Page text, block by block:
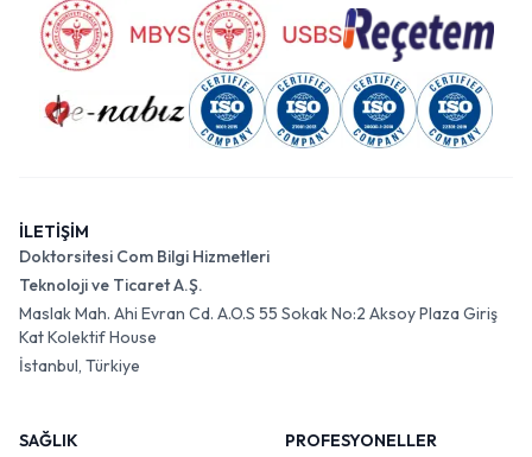
İLETİŞİM
Doktorsitesi Com Bilgi Hizmetleri
Teknoloji ve Ticaret A.Ş.
Maslak Mah. Ahi Evran Cd. A.O.S 55 Sokak No:2 Aksoy Plaza Giriş
Kat Kolektif House
İstanbul, Türkiye
SAĞLIK
PROFESYONELLER